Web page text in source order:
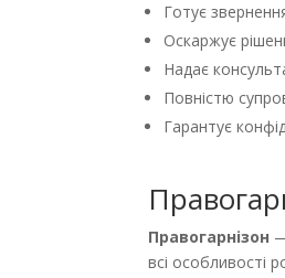
Готує
Оскаржує
Надає
Повністю
Гарантує
Правогарнізон
всі особливості